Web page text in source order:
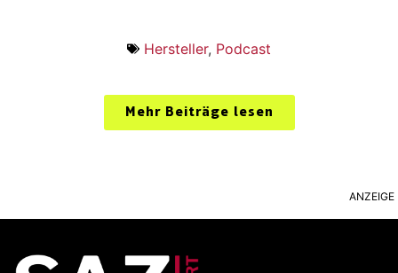
Hersteller, Podcast
Mehr Beiträge lesen
ANZEIGE